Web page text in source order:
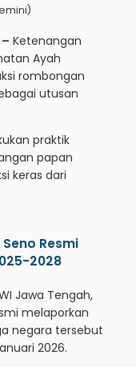
Ketenangan
Ayah
rombongan
utusan
praktik
papan
keras dari
Resmi
2028
Jawa Tengah,
melaporkan
negara tersebut
2026.